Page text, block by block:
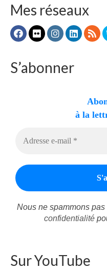
Mes réseaux
S’abonner
à la
Nous ne spammons
confidentialité
Sur YouTube